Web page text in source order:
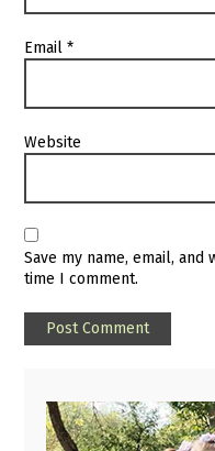
Email*
Website
Save my name, email,
time I comment.